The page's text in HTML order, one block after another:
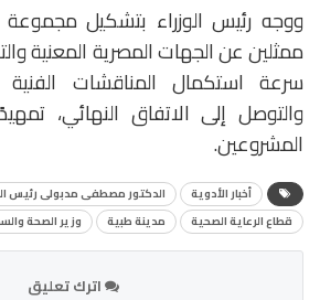
ووجه رئيس الوزراء بتشكيل
ممثلين عن الجهات المصرية المعنية
سرعة استكمال المناقشات الفنية
والتوصل إلى الاتفاق النهائي،
المشروعين.
أخبار الأدوية الدكتور مصطفى مدبولى رئيس
قطاع الرعاية الصحية
مدينة طبية وزير الصحة
اترك تعليق